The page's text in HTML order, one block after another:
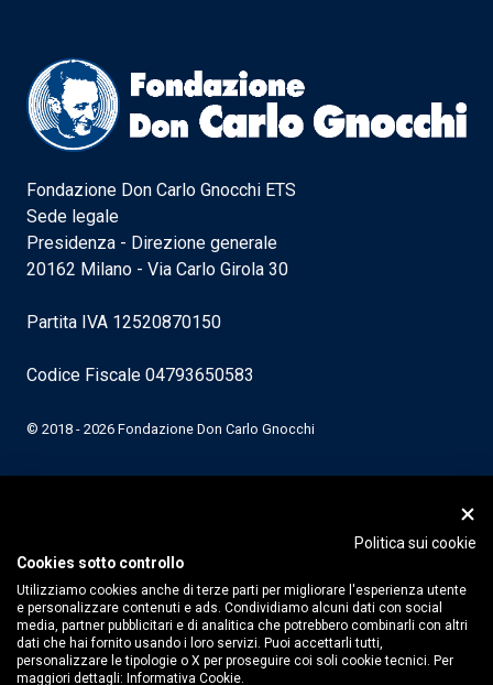
Fondazione Don Carlo Gnocchi ETS
Sede legale
Presidenza - Direzione generale
20162 Milano - Via Carlo Girola 30
Partita IVA 12520870150
Codice Fiscale 04793650583
© 2018 - 2026 Fondazione Don Carlo Gnocchi
Politica sui cookie
Cookies sotto controllo
Utilizziamo cookies anche di terze parti per migliorare l'esperienza utente
e personalizzare contenuti e ads. Condividiamo alcuni dati con social
media, partner pubblicitari e di analitica che potrebbero combinarli con altri
dati che hai fornito usando i loro servizi. Puoi accettarli tutti,
personalizzare le tipologie o X per proseguire coi soli cookie tecnici. Per
maggiori dettagli: Informativa Cookie.